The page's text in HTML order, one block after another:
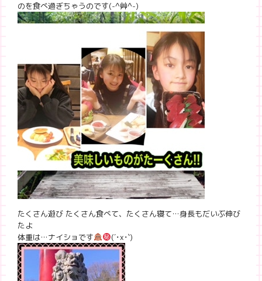
のを食べ過ぎちゃうのです(-^艸^-)
たくさん遊び たくさん食べて、たくさん寝て…身長もだいぶ伸び
たよ
体重は…ナイショです
(´･x･`)